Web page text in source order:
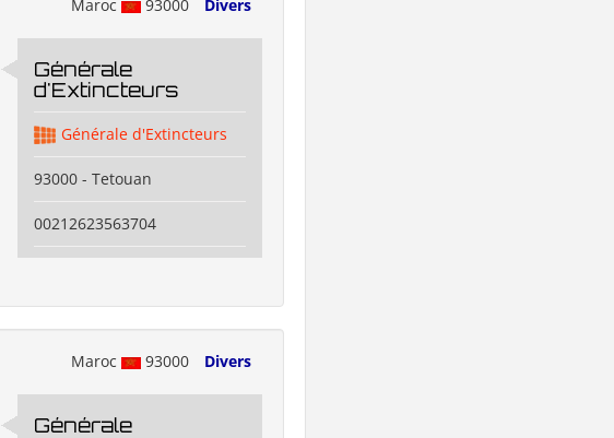
Maroc 93000 Divers
Générale
d'Extincteurs
Générale d'Extincteurs
93000 - Tetouan
00212623563704
Maroc 93000 Divers
Générale